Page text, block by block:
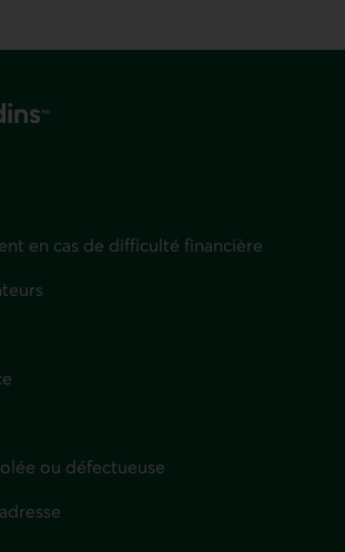
en cas de difficulté financière
ou défectueuse